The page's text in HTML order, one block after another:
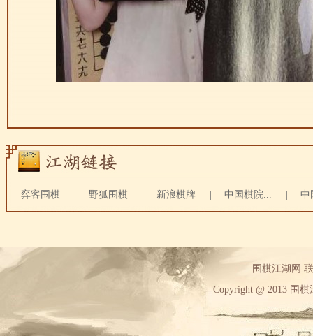
弈客围棋 野狐围棋 新浪棋牌 中国棋院... 中
围棋江湖网
Copyright @ 2013 围